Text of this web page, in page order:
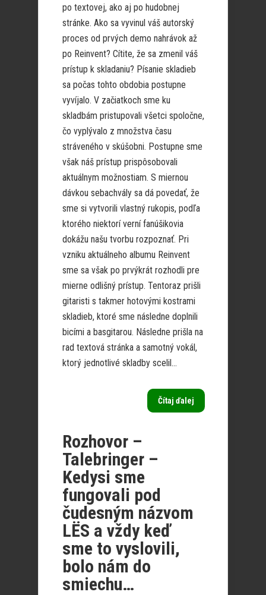
po textovej, ako aj po hudobnej
stránke. Ako sa vyvinul váš autorský
proces od prvých demo nahrávok až
po Reinvent? Cítite, že sa zmenil váš
prístup k skladaniu? Písanie skladieb
sa počas tohto obdobia postupne
vyvíjalo. V začiatkoch sme ku
skladbám pristupovali všetci spoločne,
čo vyplývalo z množstva času
stráveného v skúšobni. Postupne sme
však náš prístup prispôsobovali
aktuálnym možnostiam. S miernou
dávkou sebachvály sa dá povedať, že
sme si vytvorili vlastný rukopis, podľa
ktorého niektorí verní fanúšikovia
dokážu našu tvorbu rozpoznať. Pri
vzniku aktuálneho albumu Reinvent
sme sa však po prvýkrát rozhodli pre
mierne odlišný prístup. Tentoraz prišli
gitaristi s takmer hotovými kostrami
skladieb, ktoré sme následne doplnili
bicími a basgitarou. Následne prišla na
rad textová stránka a samotný vokál,
ktorý jednotlivé skladby scelil...
Čítaj ďalej
Rozhovor –
Talebringer –
Kedysi sme
fungovali pod
čudesným názvom
LËS a vždy keď
sme to vyslovili,
bolo nám do
smiechu…